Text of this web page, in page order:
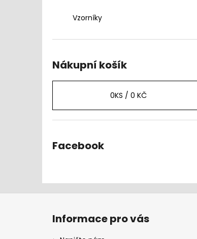
Vzorníky
Nákupní košík
0KS / 0 KČ
Facebook
Z
Informace pro vás